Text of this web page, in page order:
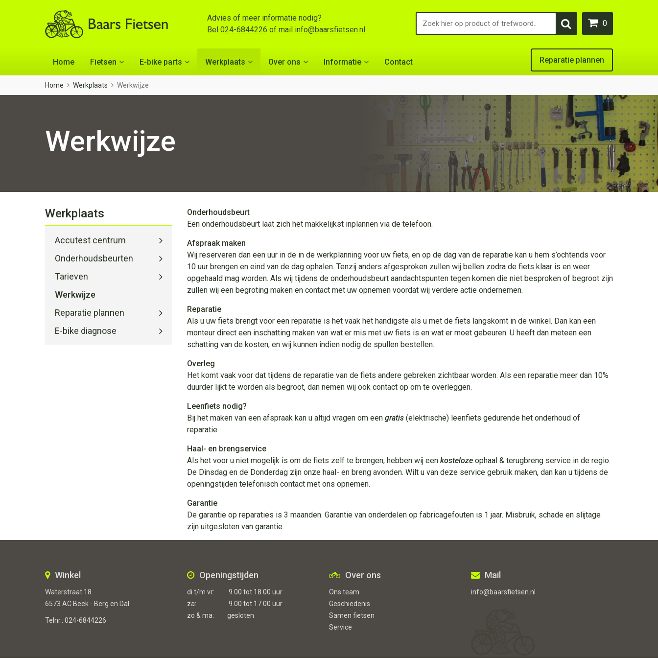
Advies of meer informatie nodig?
Bel 024-6844226 of mail info@baarsfietsen.nl
0
Home Fietsen E-bike parts Werkplaats Over ons Informatie Contact Reparatie plannen
Home Werkplaats Werkwijze
Werkwijze
Werkplaats
Accutest centrum
Onderhoudsbeurten
Tarieven
Werkwijze
Reparatie plannen
E-bike diagnose
Onderhoudsbeurt
Een onderhoudsbeurt laat zich het makkelijkst inplannen via de telefoon.
Afspraak maken
Wij reserveren dan een uur in de in de werkplanning voor uw fiets, en op de dag van de reparatie kan u hem s’ochtends voor
10 uur brengen en eind van de dag ophalen. Tenzij anders afgesproken zullen wij bellen zodra de fiets klaar is en weer
opgehaald mag worden. Als wij tijdens de onderhoudsbeurt aandachtspunten tegen komen die niet besproken of begroot zijn
zullen wij een begroting maken en contact met uw opnemen voordat wij verdere actie ondernemen.
Reparatie
Als u uw fiets brengt voor een reparatie is het vaak het handigste als u met de fiets langskomt in de winkel. Dan kan een
monteur direct een inschatting maken van wat er mis met uw fiets is en wat er moet gebeuren. U heeft dan meteen een
schatting van de kosten, en wij kunnen indien nodig de spullen bestellen.
Overleg
Het komt vaak voor dat tijdens de reparatie van de fiets andere gebreken zichtbaar worden. Als een reparatie meer dan 10%
duurder lijkt te worden als begroot, dan nemen wij ook contact op om te overleggen.
Leenfiets nodig?
Bij het maken van een afspraak kan u altijd vragen om een gratis (elektrische) leenfiets gedurende het onderhoud of
reparatie.
Haal- en brengservice
Als het voor u niet mogelijk is om de fiets zelf te brengen, hebben wij een kosteloze ophaal & terugbreng service in de regio.
De Dinsdag en de Donderdag zijn onze haal- en breng avonden. Wilt u van deze service gebruik maken, dan kan u tijdens de
openingstijden telefonisch contact met ons opnemen.
Garantie
De garantie op reparaties is 3 maanden. Garantie van onderdelen op fabricagefouten is 1 jaar. Misbruik, schade en slijtage
zijn uitgesloten van garantie.
Winkel
Waterstraat 18
6573 AC Beek - Berg en Dal
Telnr.: 024-6844226
Openingstijden
di t/m vr:
9.00 tot 18.00 uur
za:
9.00 tot 17.00 uur
zo & ma:
gesloten
Over ons
Ons team
Geschiedenis
Samen fietsen
Service
Mail
info@baarsfietsen.nl